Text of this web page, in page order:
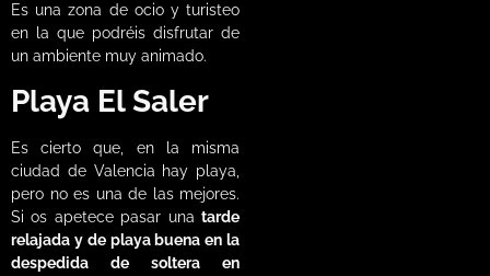
Es una zona de ocio y turisteo
en la que podréis disfrutar de
un ambiente muy animado.
Playa El Saler
Es cierto que, en la misma
ciudad de Valencia hay playa,
pero no es una de las mejores.
Si os apetece pasar unatarde
relajada y de playa buena en la
despedida de soltera en